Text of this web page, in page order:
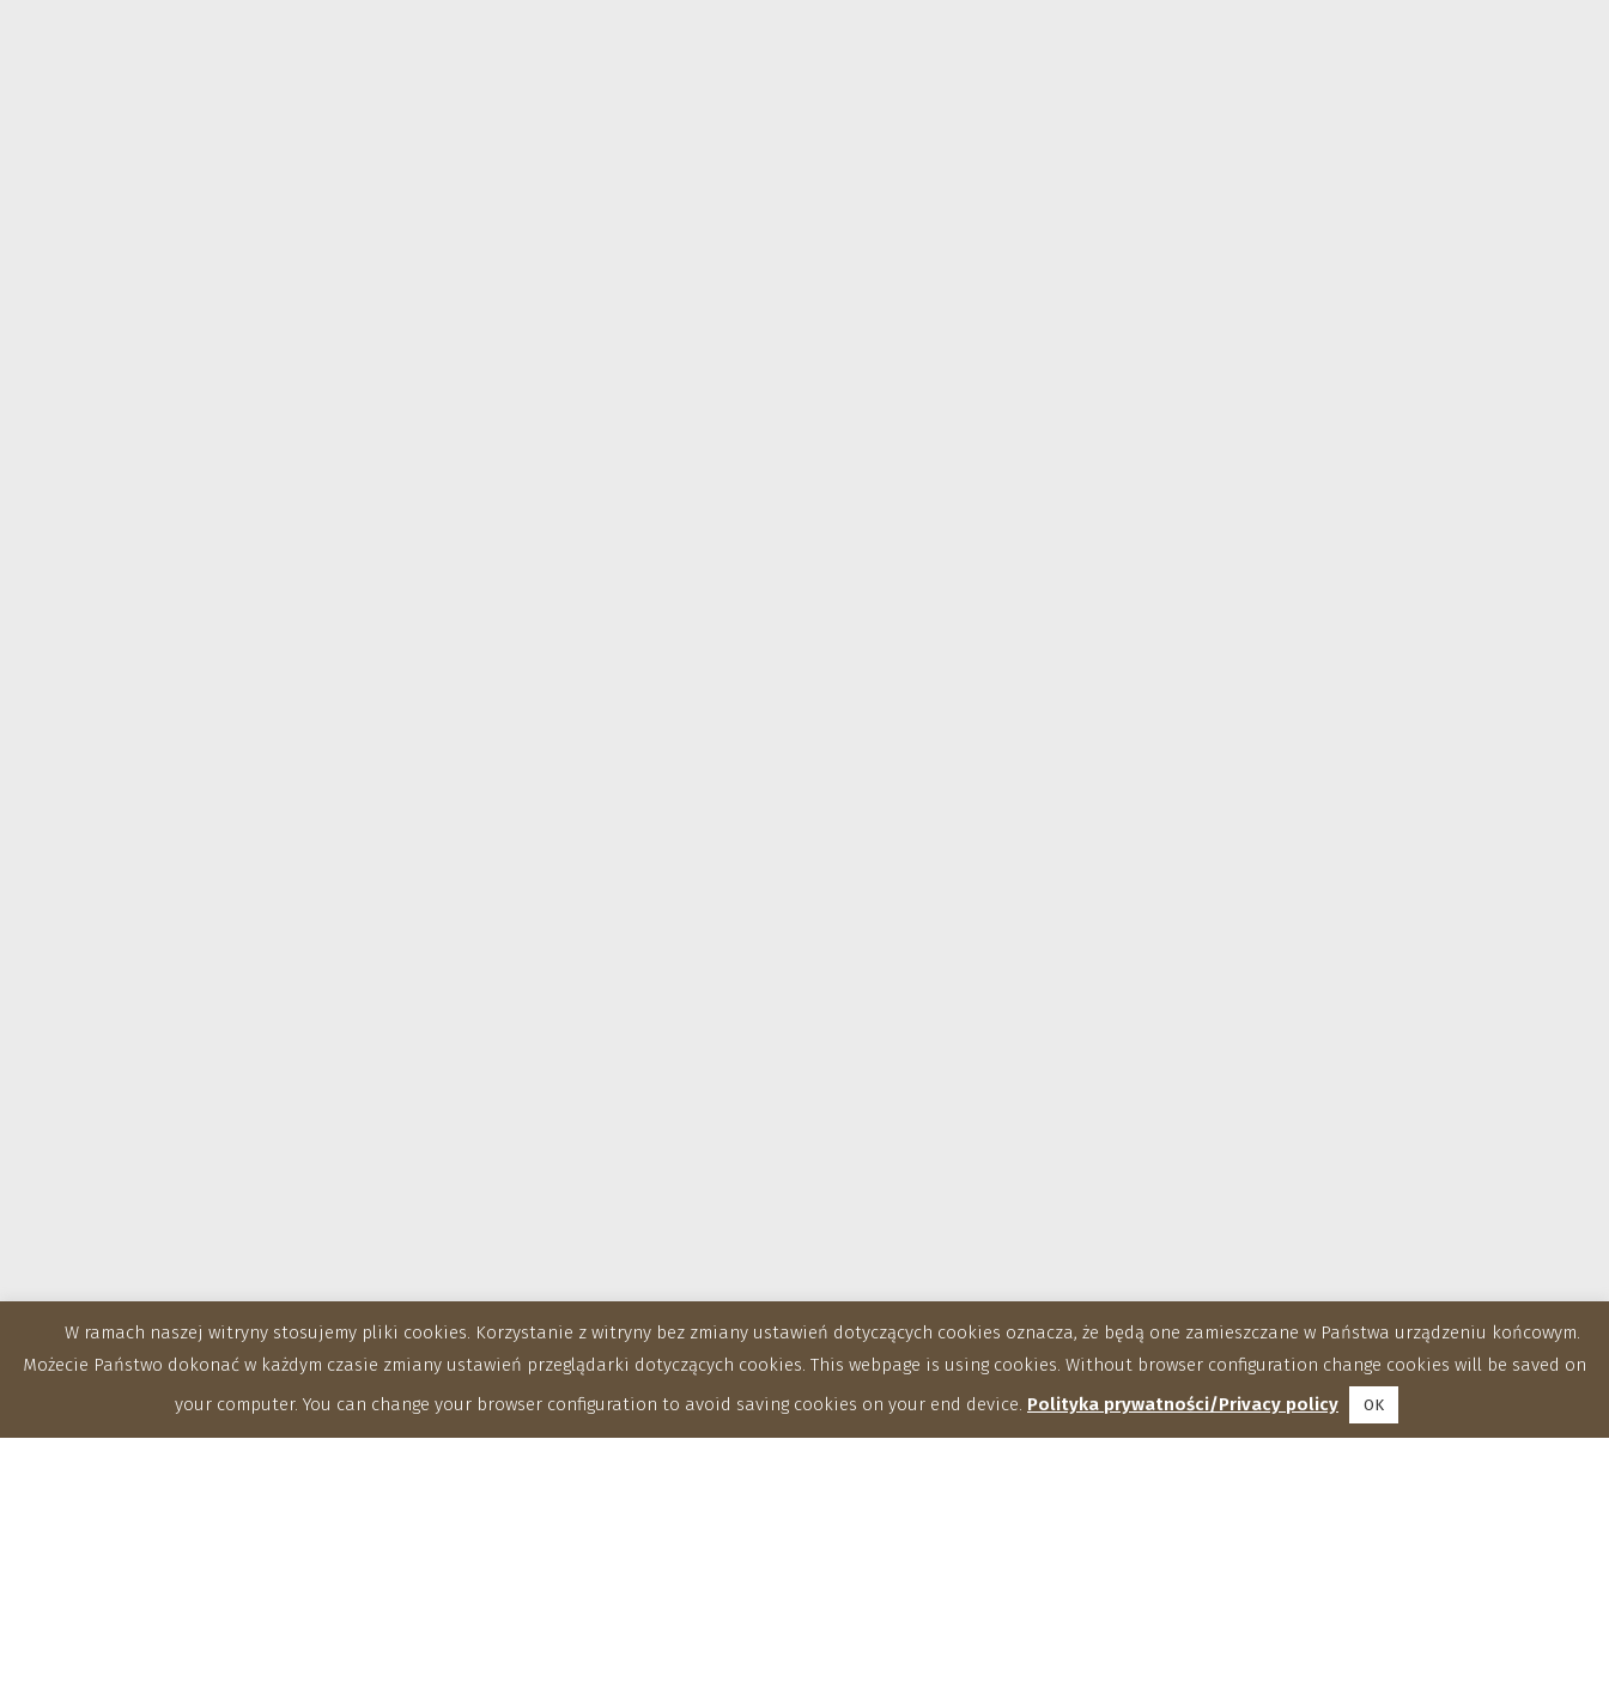
W ramach naszej witryny stosujemy pliki cookies. Korzystanie z witryny bez zmiany ustawień dotyczących cookies oznacza, że będą one zamieszczane w Państwa urządzeniu końcowym.
Możecie Państwo dokonać w każdym czasie zmiany ustawień przeglądarki dotyczących cookies. This webpage is using cookies. Without browser configuration change cookies will be saved on
your computer. You can change your browser configuration to avoid saving cookies on your end device. Polityka prywatności/Privacy policy OK